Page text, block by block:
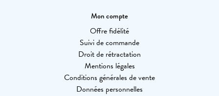
Mon compte
Offre fidélité
Suivi de commande
Droit de rétractation
Mentions légales
Conditions générales de vente
Données personnelles